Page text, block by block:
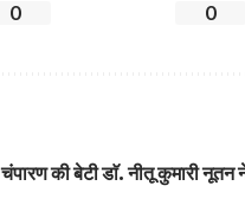
0 0
चंपारण की बेटी डाॅ. नीतू कुमारी